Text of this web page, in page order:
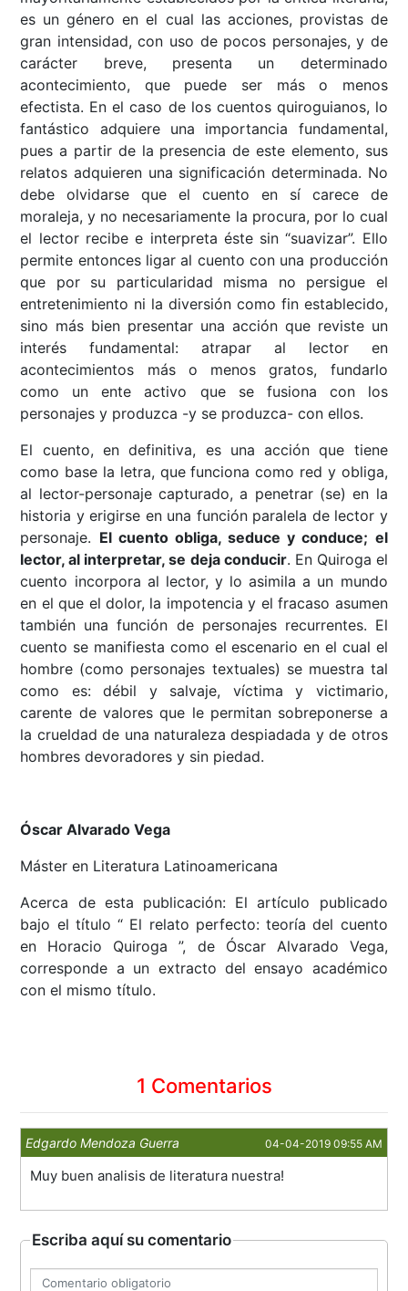
es un género en el cual las acciones, provistas de
gran intensidad, con uso de pocos personajes, y de
carácter breve, presenta un determinado
acontecimiento, que puede ser más o menos
efectista. En el caso de los cuentos quiroguianos, lo
fantástico adquiere una importancia fundamental,
pues a partir de la presencia de este elemento, sus
relatos adquieren una significación determinada. No
debe olvidarse que el cuento en sí carece de
moraleja, y no necesariamente la procura, por lo cual
el lector recibe e interpreta éste sin “suavizar”. Ello
permite entonces ligar al cuento con una producción
que por su particularidad misma no persigue el
entretenimiento ni la diversión como fin establecido,
sino más bien presentar una acción que reviste un
interés fundamental: atrapar al lector en
acontecimientos más o menos gratos, fundarlo
como un ente activo que se fusiona con los
personajes y produzca -y se produzca- con ellos.
El cuento, en definitiva, es una acción que tiene
como base la letra, que funciona como red y obliga,
al lector-personaje capturado, a penetrar (se) en la
historia y erigirse en una función paralela de lector y
personaje. El cuento obliga, seduce y conduce; el
lector, al interpretar, se deja conducir. En Quiroga el
cuento incorpora al lector, y lo asimila a un mundo
en el que el dolor, la impotencia y el fracaso asumen
también una función de personajes recurrentes. El
cuento se manifiesta como el escenario en el cual el
hombre (como personajes textuales) se muestra tal
como es: débil y salvaje, víctima y victimario,
carente de valores que le permitan sobreponerse a
la crueldad de una naturaleza despiadada y de otros
hombres devoradores y sin piedad.
Óscar Alvarado Vega
Máster en Literatura Latinoamericana
Acerca de esta publicación: El artículo publicado
bajo el título “ El relato perfecto: teoría del cuento
en Horacio Quiroga ”, de Óscar Alvarado Vega,
corresponde a un extracto del ensayo académico
con el mismo título.
1 Comentarios
Edgardo Mendoza Guerra 04-04-2019 09:55 AM
Muy buen analisis de literatura nuestra!
Escriba aquí su comentario